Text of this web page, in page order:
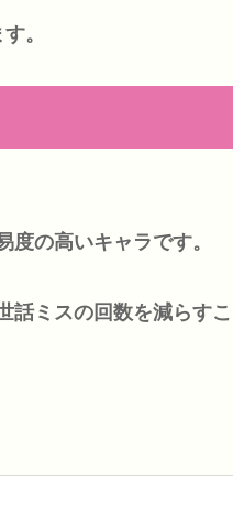
。
の高いキャラです。
話ミスの回数を減らすこ